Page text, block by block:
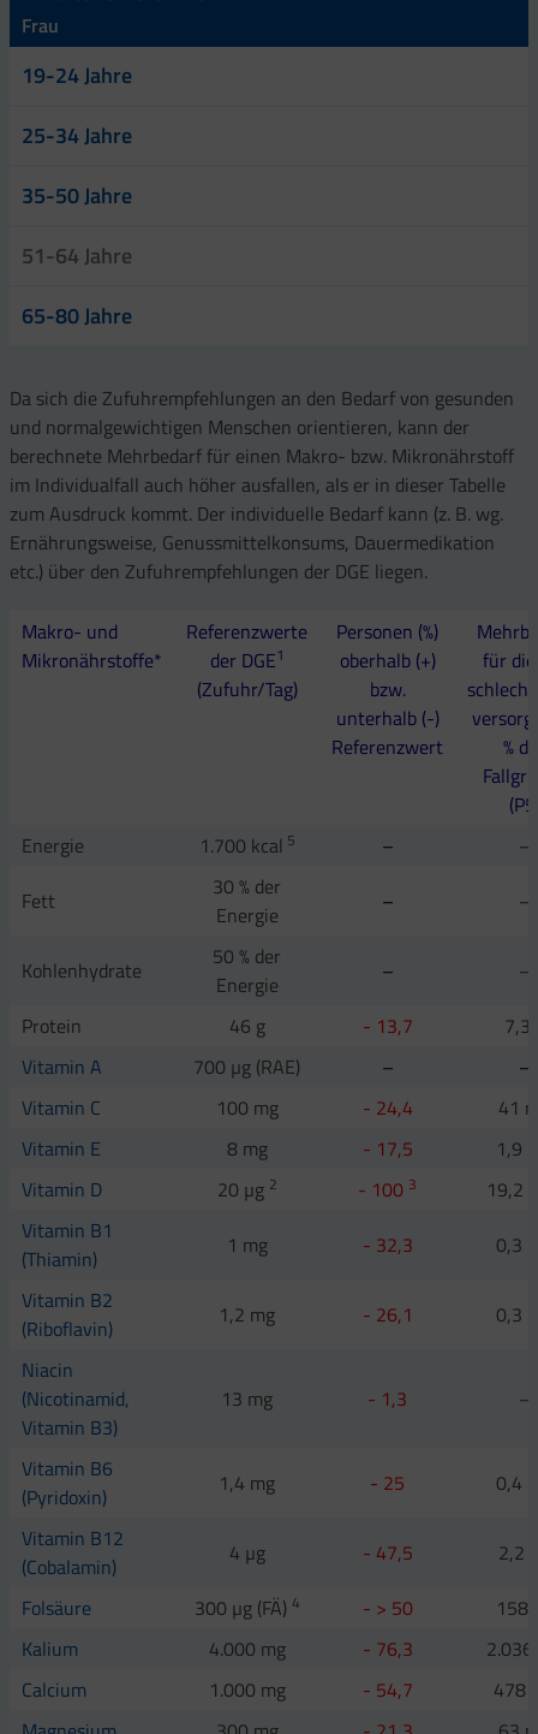
Frau
19-24 Jahre
25-34 Jahre
35-50 Jahre
51-64 Jahre
65-80 Jahre
Da sich die Zufuhrempfehlungen an den Bedarf von gesunden
und normalgewichtigen Menschen orientieren, kann der
berechnete Mehrbedarf für einen Makro- bzw. Mikronährstoff
im Individualfall auch höher ausfallen, als er in dieser Tabelle
zum Ausdruck kommt. Der individuelle Bedarf kann (z. B. wg.
Ernährungsweise, Genussmittelkonsums, Dauermedikation
etc.) über den Zufuhrempfehlungen der DGE liegen.
Makro- und
Mikronährstoffe*
Referenzwerte
der DGE1
(Zufuhr/Tag)
Personen (%)
oberhalb (+)
bzw.
unterhalb (-)
Referenzwert
für
%
Energie
1.700 kcal 5 –
–
Fett
30 % der
Energie
– –
Kohlenhydrate
50 % der
Energie
–
–
Protein
46 g - 13,7
7,3
Vitamin A
700 µg (RAE) –
–
Vitamin C
100 mg - 24,4
41
Vitamin E
8 mg - 17,5
1,9
Vitamin D
20 µg 2 - 100 3
19,2
Vitamin B1
(Thiamin)
1 mg - 32,3
0,3
Vitamin B2
(Riboflavin)
1,2 mg - 26,1
0,3
Niacin
(Nicotinamid,
Vitamin B3)
13 mg - 1,3 –
Vitamin B6
(Pyridoxin)
1,4 mg - 25
0,4
Vitamin B12
(Cobalamin)
4 µg - 47,5
2,2
Folsäure
300 µg (FÄ) 4 - > 50
158
Kalium
4.000 mg - 76,3
2.036
Calcium
1.000 mg - 54,7
478